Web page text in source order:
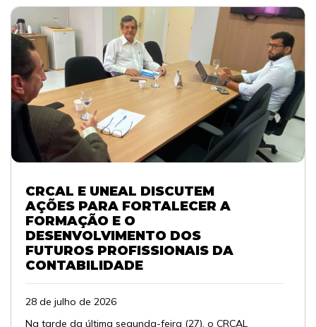
CRCAL E UNEAL DISCUTEM
AÇÕES PARA FORTALECER A
FORMAÇÃO E O
DESENVOLVIMENTO DOS
FUTUROS PROFISSIONAIS DA
CONTABILIDADE
28 de julho de 2026
Na tarde da última segunda-feira (27), o CRCAL